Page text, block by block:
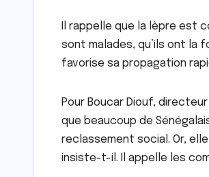
Il rappelle que la lèpre est
sont malades, qu’ils ont la
favorise sa propagation
Pour Boucar Diouf,
que beaucoup de
reclassement social. Or,
insiste-t-il. Il appelle les